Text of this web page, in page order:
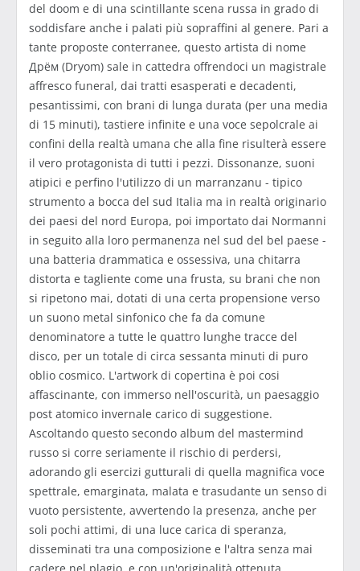
del doom e di una scintillante scena russa in grado di
soddisfare anche i palati più sopraffini al genere. Pari a
tante proposte conterranee, questo artista di nome
Дрём (Dryom) sale in cattedra offrendoci un magistrale
affresco funeral, dai tratti esasperati e decadenti,
pesantissimi, con brani di lunga durata (per una media
di 15 minuti), tastiere infinite e una voce sepolcrale ai
confini della realtà umana che alla fine risulterà essere
il vero protagonista di tutti i pezzi. Dissonanze, suoni
atipici e perfino l'utilizzo di un marranzanu - tipico
strumento a bocca del sud Italia ma in realtà originario
dei paesi del nord Europa, poi importato dai Normanni
in seguito alla loro permanenza nel sud del bel paese -
una batteria drammatica e ossessiva, una chitarra
distorta e tagliente come una frusta, su brani che non
si ripetono mai, dotati di una certa propensione verso
un suono metal sinfonico che fa da comune
denominatore a tutte le quattro lunghe tracce del
disco, per un totale di circa sessanta minuti di puro
oblio cosmico. L'artwork di copertina è poi cosi
affascinante, con immerso nell'oscurità, un paesaggio
post atomico invernale carico di suggestione.
Ascoltando questo secondo album del mastermind
russo si corre seriamente il rischio di perdersi,
adorando gli esercizi gutturali di quella magnifica voce
spettrale, emarginata, malata e trasudante un senso di
vuoto persistente, avvertendo la presenza, anche per
soli pochi attimi, di una luce carica di speranza,
disseminati tra una composizione e l'altra senza mai